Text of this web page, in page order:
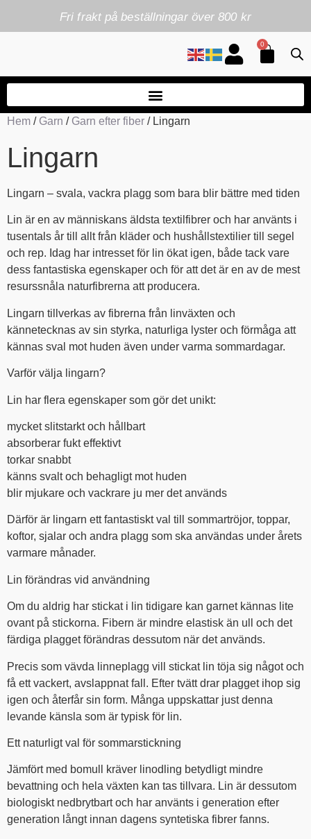
Fri frakt på beställningar över 800 kr
0
Hem / Garn / Garn efter fiber / Lingarn
Lingarn
Lingarn – svala, vackra plagg som bara blir bättre med tiden
Lin är en av människans äldsta textilfibrer och har använts i
tusentals år till allt från kläder och hushållstextilier till segel
och rep. Idag har intresset för lin ökat igen, både tack vare
dess fantastiska egenskaper och för att det är en av de mest
resurssnåla naturfibrerna att producera.
Lingarn tillverkas av fibrerna från linväxten och
kännetecknas av sin styrka, naturliga lyster och förmåga att
kännas sval mot huden även under varma sommardagar.
Varför välja lingarn?
Lin har flera egenskaper som gör det unikt:
mycket slitstarkt och hållbart
absorberar fukt effektivt
torkar snabbt
känns svalt och behagligt mot huden
blir mjukare och vackrare ju mer det används
Därför är lingarn ett fantastiskt val till sommartröjor, toppar,
koftor, sjalar och andra plagg som ska användas under årets
varmare månader.
Lin förändras vid användning
Om du aldrig har stickat i lin tidigare kan garnet kännas lite
ovant på stickorna. Fibern är mindre elastisk än ull och det
färdiga plagget förändras dessutom när det används.
Precis som vävda linneplagg vill stickat lin töja sig något och
få ett vackert, avslappnat fall. Efter tvätt drar plagget ihop sig
igen och återfår sin form. Många uppskattar just denna
levande känsla som är typisk för lin.
Ett naturligt val för sommarstickning
Jämfört med bomull kräver linodling betydligt mindre
bevattning och hela växten kan tas tillvara. Lin är dessutom
biologiskt nedbrytbart och har använts i generation efter
generation långt innan dagens syntetiska fibrer fanns.